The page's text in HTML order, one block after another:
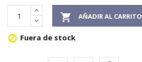
 AÑADIR AL CARRITO
 Fuera de stock